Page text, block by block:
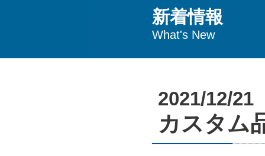
新着情報
What's New
2021/12/21
カスタム